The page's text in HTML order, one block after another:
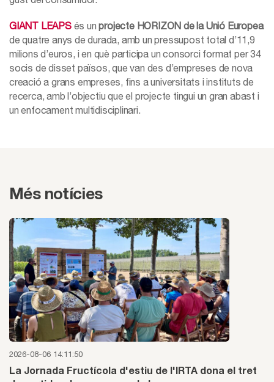
GIANT LEAPSés unprojecte HORIZON de la Unió Europea
de quatre anys de durada, amb un pressupost total d’11,9
milions d’euros, i en què participa un consorci format per 34
socis de disset països, que van des d’empreses de nova
creació a grans empreses, fins a universitats i instituts de
recerca, amb l’objectiu que el projecte tingui un gran abast i
un enfocament multidisciplinari.
Més notícies
2026-08-06 14:11:50
La Jornada Fructícola d'estiu de l'IRTA dona el tret